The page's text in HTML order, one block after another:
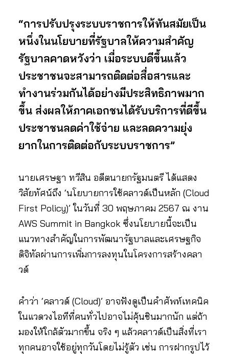
“การปรับปรุงระบบราชการให้ทันสมัยเป็น
หนึ่งในนโยบายที่รัฐบาลให้ความสำคัญ
รัฐบาลคาดหวังว่า เมื่อระบบดีขึ้นแล้ว
ประชาชนจะสามารถติดต่อสื่อสารและ
ทำงานร่วมกันได้อย่างมีประสิทธิภาพมาก
ขึ้น ส่งผลให้ภาคเอกชนได้รับบริการที่ดีขึ้น
ประชาชนลดค่าใช้จ่าย และลดความยุ่ง
ยากในการติดต่อกับระบบราชการ”
นายเศรษฐา ทวีสิน อดีตนายกรัฐมนตรี ได้แสดง
วิสัยทัศน์ถึง ‘นโยบายการใช้คลาวด์เป็นหลัก (Cloud
First Policy)’ ในวันที่ 30 พฤษภาคม 2567 ณ งาน
AWS Summit in Bangkok ซึ่งนโยบายนี้จะเป็น
แนวทางสำคัญในการพัฒนารัฐบาลและเศรษฐกิจ
ดิจิทัลผ่านการเพิ่มการลงทุนในโครงการสร้างคลา
วด์
คำว่า ‘คลาวด์ (Cloud)’ อาจฟังดูเป็นคำศัพท์เทคนิค
ในแวดวงไอทีที่คนทั่วไปอาจไม่คุ้นชินมากนัก แต่ถ้า
มองให้ใกล้ตัวมากขึ้น จริง ๆ แล้วคลาวด์เป็นสิ่งที่เรา
ทุกคนอาจใช้อยู่ทุกวันโดยไม่รู้ตัว เช่น การฝากรูปไว้